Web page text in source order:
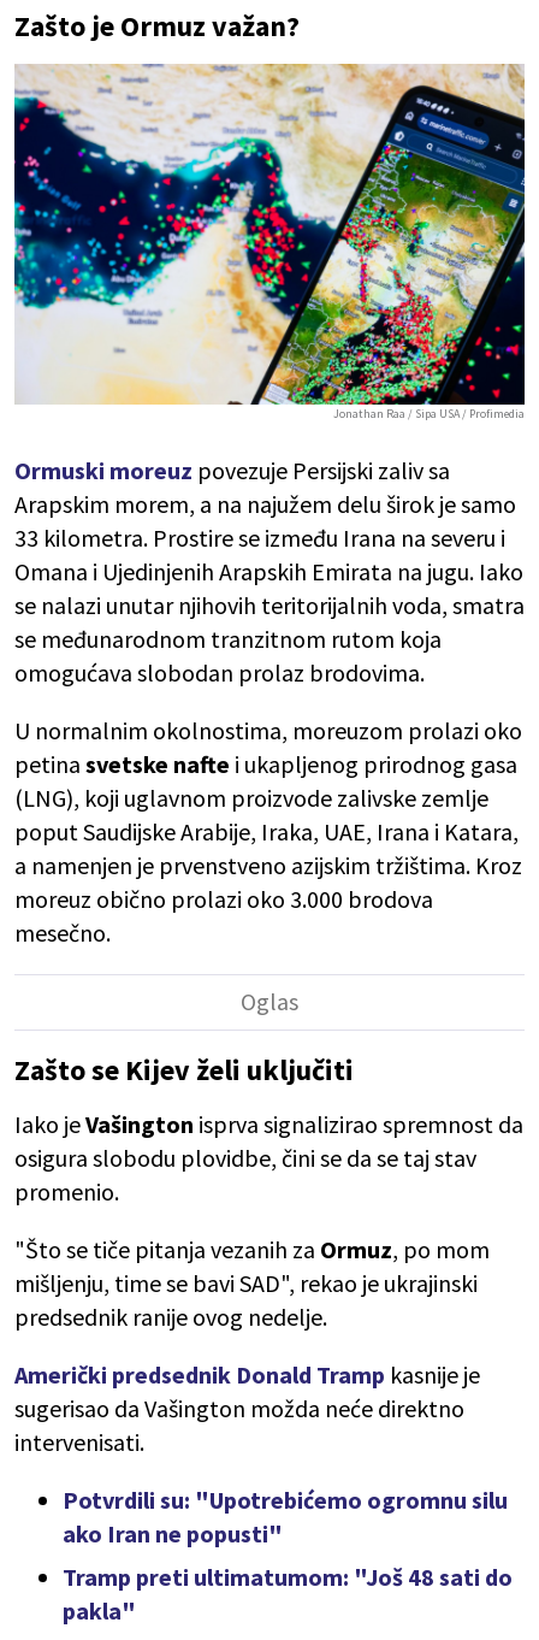
Zašto je Ormuz važan?
Jonathan Raa / Sipa USA / Profimedia
Ormuski moreuz povezuje Persijski zaliv sa
Arapskim morem, a na najužem delu širok je samo
33 kilometra. Prostire se između Irana na severu i
Omana i Ujedinjenih Arapskih Emirata na jugu. Iako
se nalazi unutar njihovih teritorijalnih voda, smatra
se međunarodnom tranzitnom rutom koja
omogućava slobodan prolaz brodovima.
U normalnim okolnostima, moreuzom prolazi oko
petina svetske nafte i ukapljenog prirodnog gasa
(LNG), koji uglavnom proizvode zalivske zemlje
poput Saudijske Arabije, Iraka, UAE, Irana i Katara,
a namenjen je prvenstveno azijskim tržištima. Kroz
moreuz obično prolazi oko 3.000 brodova
mesečno.
Zašto se Kijev želi uključiti
Iako jeVašington isprva signalizirao spremnost da
osigura slobodu plovidbe, čini se da se taj stav
promenio.
"Što se tiče pitanja vezanih za Ormuz, po mom
mišljenju, time se bavi SAD", rekao je ukrajinski
predsednik ranije ovog nedelje.
Američki predsednik Donald Tramp kasnije je
sugerisao da Vašington možda neće direktno
intervenisati.
Potvrdili su: "Upotrebićemo ogromnu silu
ako Iran ne popusti"
Tramp preti ultimatumom: "Još 48 sati do
pakla"